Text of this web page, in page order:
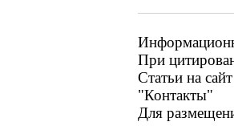
При
Статьи на
"Контакты"
Для